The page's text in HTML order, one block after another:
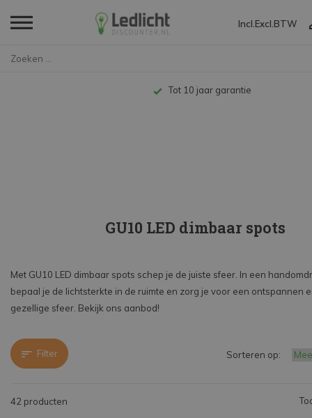
Incl. Excl. BTW
Tot 10 jaar garantie
GU10 LED dimbaar spots
Met GU10 LED dimbaar spots schep je de juiste sfeer. In een
bepaal je de lichtsterkte in de ruimte en zorg je voor een ontspannen
gezellige sfeer. Bekijk ons aanbod!
Filter
42 producten
Sorteren op: